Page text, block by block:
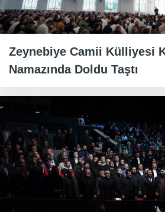
Zeynebiye Camii Külliyesi
Namazında Doldu Taştı